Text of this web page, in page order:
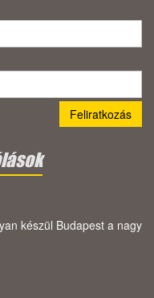
készül Budapest a nagy